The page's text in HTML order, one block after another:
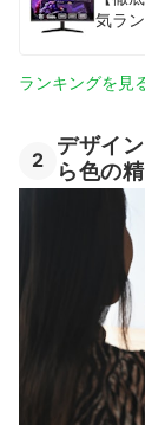
気ラ
ランキングを見
2
デザイ
ら色の